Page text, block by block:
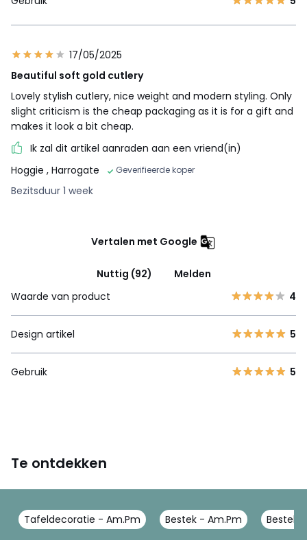
17/05/2025
Beautiful soft gold cutlery
Lovely stylish cutlery, nice weight and modern styling. Only
slight criticism is the cheap packaging as it is for a gift and
makes it look a bit cheap.
Ik zal dit artikel aanraden aan een vriend(in)
Hoggie , Harrogate Geverifieerde koper
Bezitsduur 1 week
Vertalen met Google
Nuttig (92)
Melden
Waarde van product
4
Design artikel 5
Gebruik 5
Te ontdekken
Tafeldecoratie - Am.Pm Bestek - Am.Pm Bestek